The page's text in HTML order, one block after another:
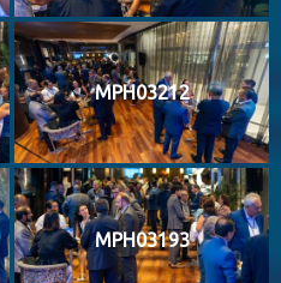
MPH03212
MPH03193